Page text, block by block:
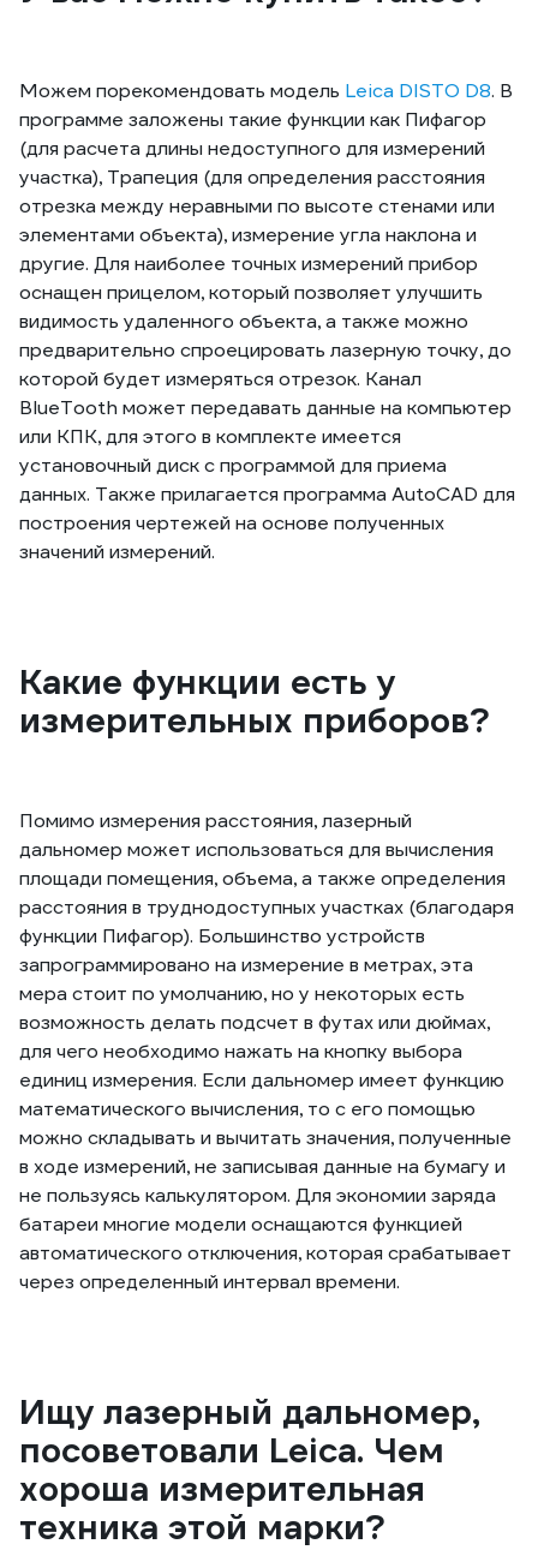
Можем порекомендовать модель Leica DISTO D8. В
программе заложены такие функции как Пифагор
(для расчета длины недоступного для измерений
участка), Трапеция (для определения расстояния
отрезка между неравными по высоте стенами или
элементами объекта), измерение угла наклона и
другие. Для наиболее точных измерений прибор
оснащен прицелом, который позволяет улучшить
видимость удаленного объекта, а также можно
предварительно спроецировать лазерную точку, до
которой будет измеряться отрезок. Канал
BlueTooth может передавать данные на компьютер
или КПК, для этого в комплекте имеется
установочный диск с программой для приема
данных. Также прилагается программа AutoCAD для
построения чертежей на основе полученных
значений измерений.
Какие функции есть у
измерительных приборов?
Помимо измерения расстояния, лазерный
дальномер может использоваться для вычисления
площади помещения, объема, а также определения
расстояния в труднодоступных участках (благодаря
функции Пифагор). Большинство устройств
запрограммировано на измерение в метрах, эта
мера стоит по умолчанию, но у некоторых есть
возможность делать подсчет в футах или дюймах,
для чего необходимо нажать на кнопку выбора
единиц измерения. Если дальномер имеет функцию
математического вычисления, то с его помощью
можно складывать и вычитать значения, полученные
в ходе измерений, не записывая данные на бумагу и
не пользуясь калькулятором. Для экономии заряда
батареи многие модели оснащаются функцией
автоматического отключения, которая срабатывает
через определенный интервал времени.
Ищу лазерный дальномер,
посоветовали Leica. Чем
хороша измерительная
техника этой марки?